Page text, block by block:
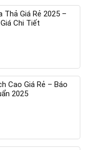
Thả Giá Rẻ 2025 –
Chi Tiết
Cao Giá Rẻ – Báo
2025